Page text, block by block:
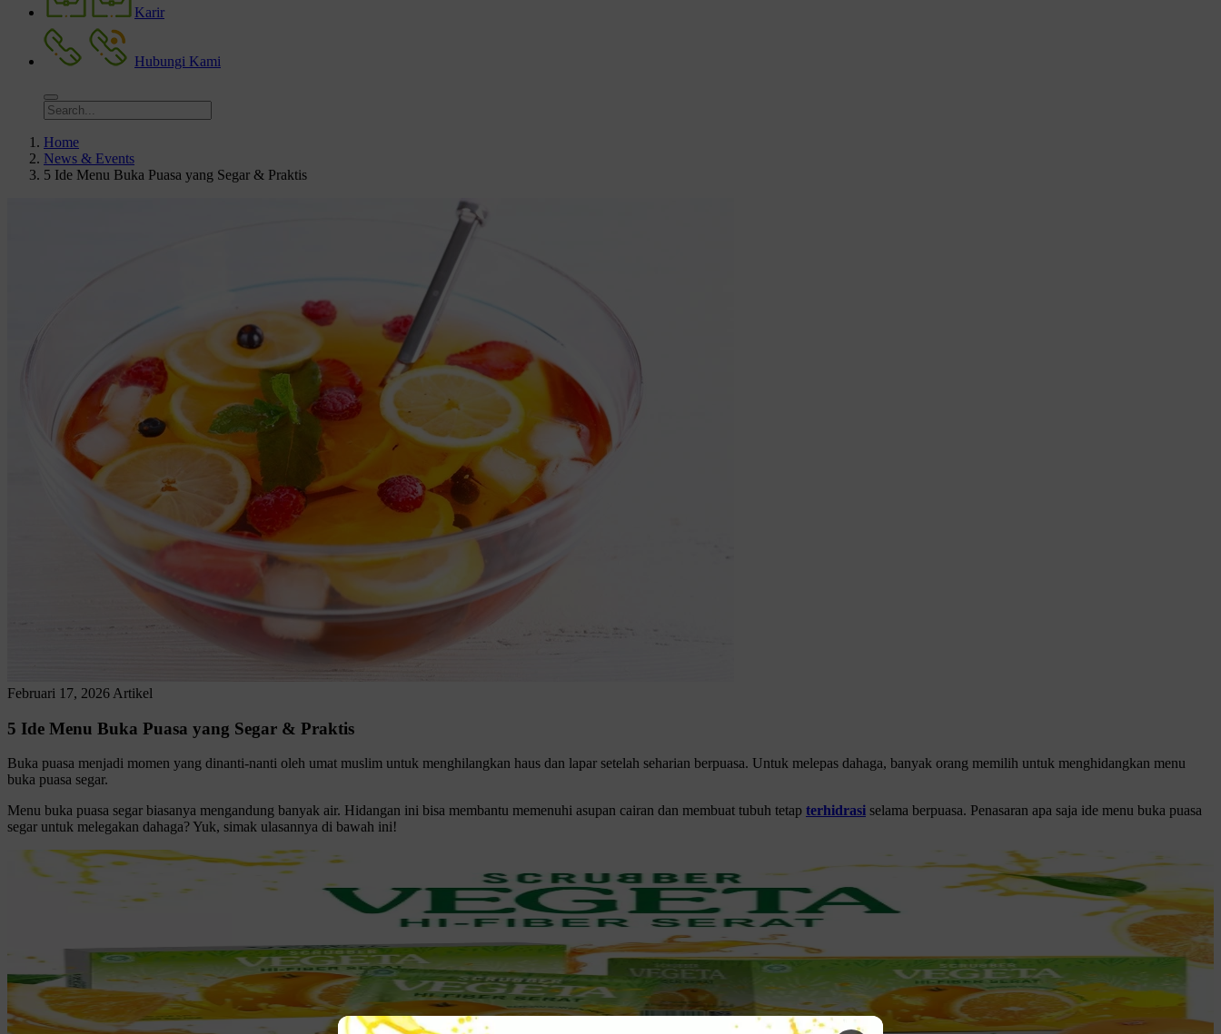
Karir
Hubungi Kami
Home
News & Events
5 Ide Menu Buka Puasa yang Segar & Praktis
Februari 17, 2026 Artikel
5 Ide Menu Buka Puasa yang Segar & Praktis
Buka puasa menjadi momen yang dinanti-nanti oleh umat muslim untuk menghilangkan haus dan lapar setelah seharian berpuasa. Untuk melepas dahaga, banyak orang memilih untuk menghidangkan menu
buka puasa segar.
Menu buka puasa segar biasanya mengandung banyak air. Hidangan ini bisa membantu memenuhi asupan cairan dan membuat tubuh tetap terhidrasi selama berpuasa. Penasaran apa saja ide menu buka puasa
segar untuk melegakan dahaga? Yuk, simak ulasannya di bawah ini!